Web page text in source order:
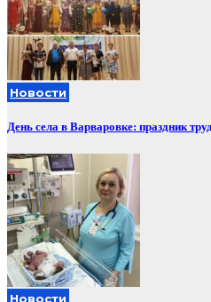
Новости
День села в Варваровке: праздник
Новости